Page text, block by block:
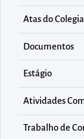
à
área
para
realizar
buscas
diretamente
Atas do
Documentos
Estágio
Atividades
Trabalho de